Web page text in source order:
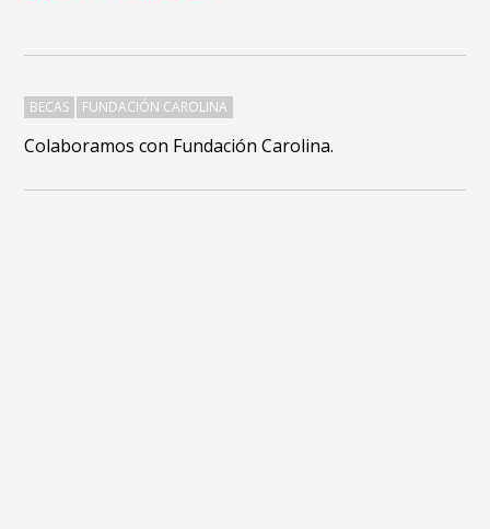
Colaboramos con Fundación Carolina.
BECAS FUNDACIÓN CAROLINA